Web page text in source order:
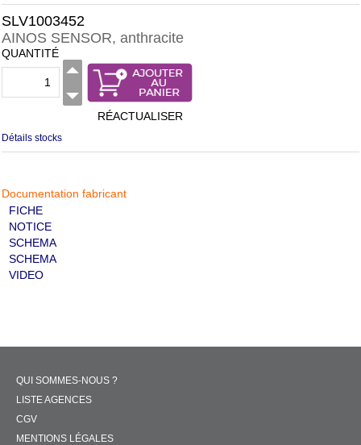
SLV1003452
AINOS SENSOR, anthracite
QUANTITÉ
RÉACTUALISER
Détails stocks
Documentation fabricant
FICHE
NOTICE
SCHEMA
SCHEMA
VIDEO
QUI SOMMES-NOUS ?
LISTE AGENCES
CGV
MENTIONS LÉGALES